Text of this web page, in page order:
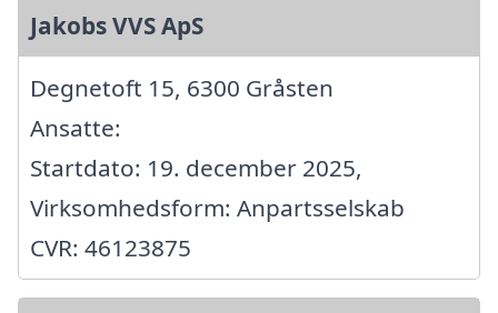
Jakobs VVS ApS
Degnetoft 15, 6300 Gråsten
Ansatte:
Startdato: 19. december 2025,
Virksomhedsform: Anpartsselskab
CVR: 46123875